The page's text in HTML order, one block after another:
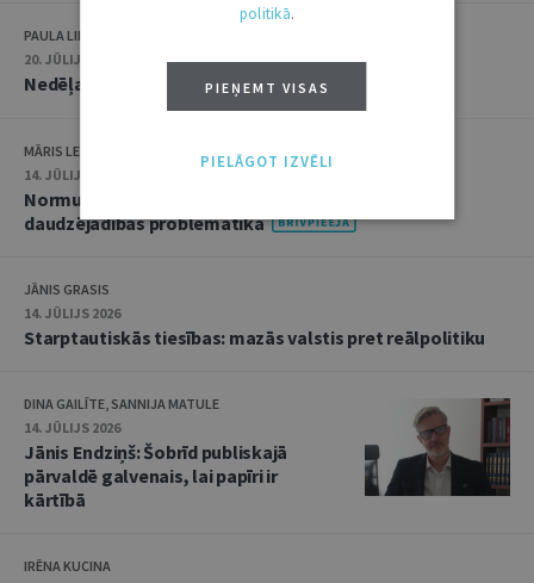
PAULA LIPE
20. JŪLIJS 2026 • 16:05
Nedēļas notikumu apskats: 13.–17. jūlijs
MĀRIS LEJA
14. JŪLIJS 2026
Normu konkurences un noziedzīgu nodarījumu
daudzējādības problemātika
JĀNIS GRASIS
14. JŪLIJS 2026
Starptautiskās tiesības: mazās valstis pret reālpolitiku
DINA GAILĪTE, SANNIJA MATULE
14. JŪLIJS 2026
Jānis Endziņš: Šobrīd publiskajā
pārvaldē galvenais, lai papīri ir
kārtībā
IRĒNA KUCINA
politikā.
PIEŅEMT VISAS
PIELĀGOT IZVĒLI